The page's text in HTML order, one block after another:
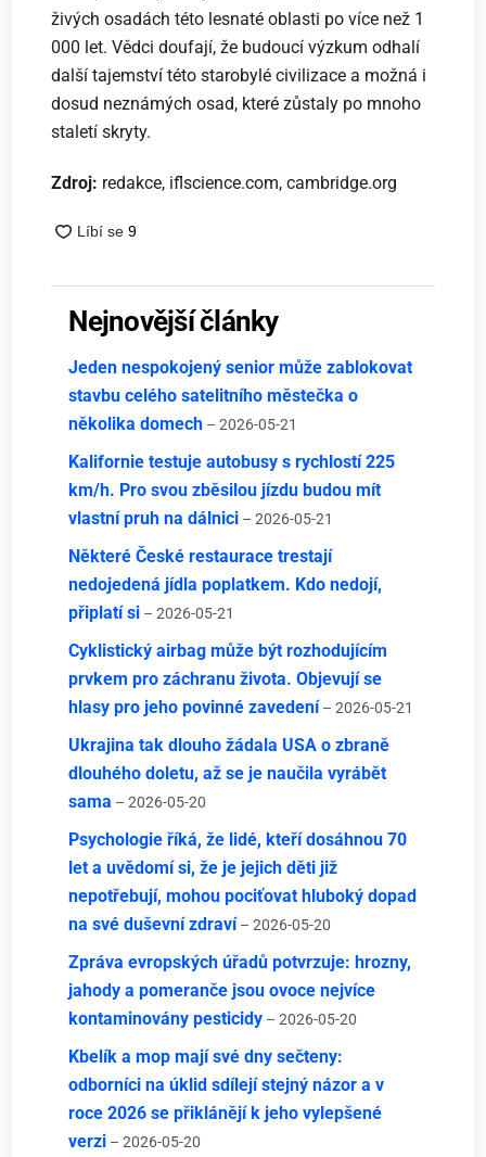
živých osadách této lesnaté oblasti po více než 1
000 let. Vědci doufají, že budoucí výzkum odhalí
další tajemství této starobylé civilizace a možná i
dosud neznámých osad, které zůstaly po mnoho
staletí skryty.
Zdroj: redakce, iflscience.com, cambridge.org
Nejnovější články
Jeden nespokojený senior může zablokovat
stavbu celého satelitního městečka o
několika domech – 2026-05-21
Kalifornie testuje autobusy s rychlostí 225
km/h. Pro svou zběsilou jízdu budou mít
vlastní pruh na dálnici – 2026-05-21
Některé České restaurace trestají
nedojedená jídla poplatkem. Kdo nedojí,
připlatí si – 2026-05-21
Cyklistický airbag může být rozhodujícím
prvkem pro záchranu života. Objevují se
hlasy pro jeho povinné zavedení – 2026-05-21
Ukrajina tak dlouho žádala USA o zbraně
dlouhého doletu, až se je naučila vyrábět
sama – 2026-05-20
Psychologie říká, že lidé, kteří dosáhnou 70
let a uvědomí si, že je jejich děti již
nepotřebují, mohou pociťovat hluboký dopad
na své duševní zdraví – 2026-05-20
Zpráva evropských úřadů potvrzuje: hrozny,
jahody a pomeranče jsou ovoce nejvíce
kontaminovány pesticidy – 2026-05-20
Kbelík a mop mají své dny sečteny:
odborníci na úklid sdílejí stejný názor a v
roce 2026 se přiklánějí k jeho vylepšené
verzi – 2026-05-20